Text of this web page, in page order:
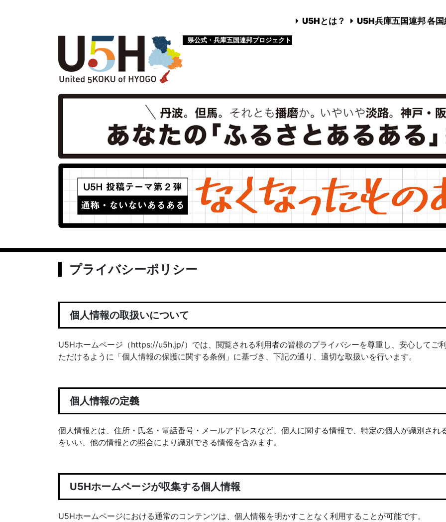
U5Hとは？ U5H兵庫五国連邦 各国
県公式・兵庫五国連邦プロジェクト
プライバシーポリシー
個人情報の取扱いについて
U5Hホームページ（https://u5h.jp/）では、閲覧される利用者の皆様のプライバシーを尊重し、安心してご
ただけるように「個人情報の保護に関する条例」に基づき、下記の通り、適切な取扱いを行います。
個人情報の定義
個人情報とは、住所・氏名・電話番号・メールアドレスなど、個人に関する情報で、特定の個人が識別され
をいい、他の情報との照合により識別できる情報を含みます。
U5Hホームページが収集する個人情報
U5Hホームページにおける通常のコンテンツは、個人情報を明かすことなく利用することが可能です。